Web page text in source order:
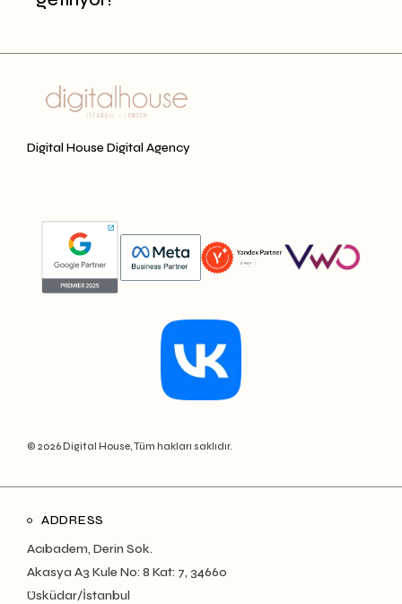
Digital House Digital Agency
© 2026 Digital House, Tüm hakları saklıdır.
ADDRESS
Acıbadem, Derin Sok.
Akasya A3 Kule No: 8 Kat: 7, 34660
Üsküdar/İstanbul